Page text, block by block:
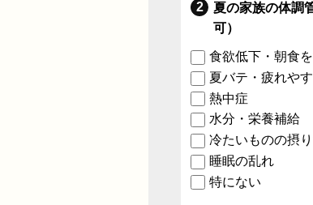
夏の家族の体調
可）
食欲低下・朝食
夏バテ・疲れや
熱中症
水分・栄養補給
冷たいものの摂
睡眠の乱れ
特にない